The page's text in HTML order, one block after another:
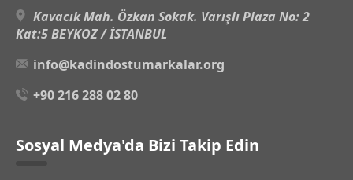
Kavacık Mah. Özkan Sokak. Varışlı Plaza No: 2
Kat:5 BEYKOZ / İSTANBUL
info@kadindostumarkalar.org
+90 216 288 02 80
Sosyal Medya'da Bizi Takip Edin